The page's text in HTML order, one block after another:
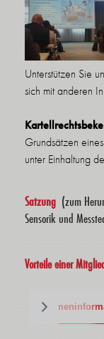
Unterstützen Sie
sich mit anderen
Grundsätzen
unter Einhaltung
Satzung(zum
Sensorik und
Vorteile einer